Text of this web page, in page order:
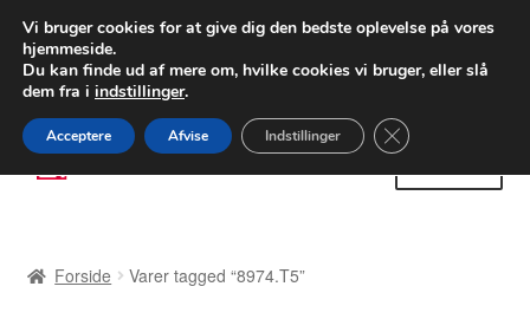
LEVERING fra 55 kr.
FEDEX verdensomspændende forsendelse
80 82 72 02
Spring
til
Spring
til
Betalinger
Forside Varer tagged “8974.T5”
Vi bruger cookies for at give dig den bedste oplevelse på vores
hjemmeside.
Du kan finde ud af mere om, hvilke cookies vi bruger, eller slå
dem fra i indstillinger.
Acceptere Afvise Indstillinger Close GDPR